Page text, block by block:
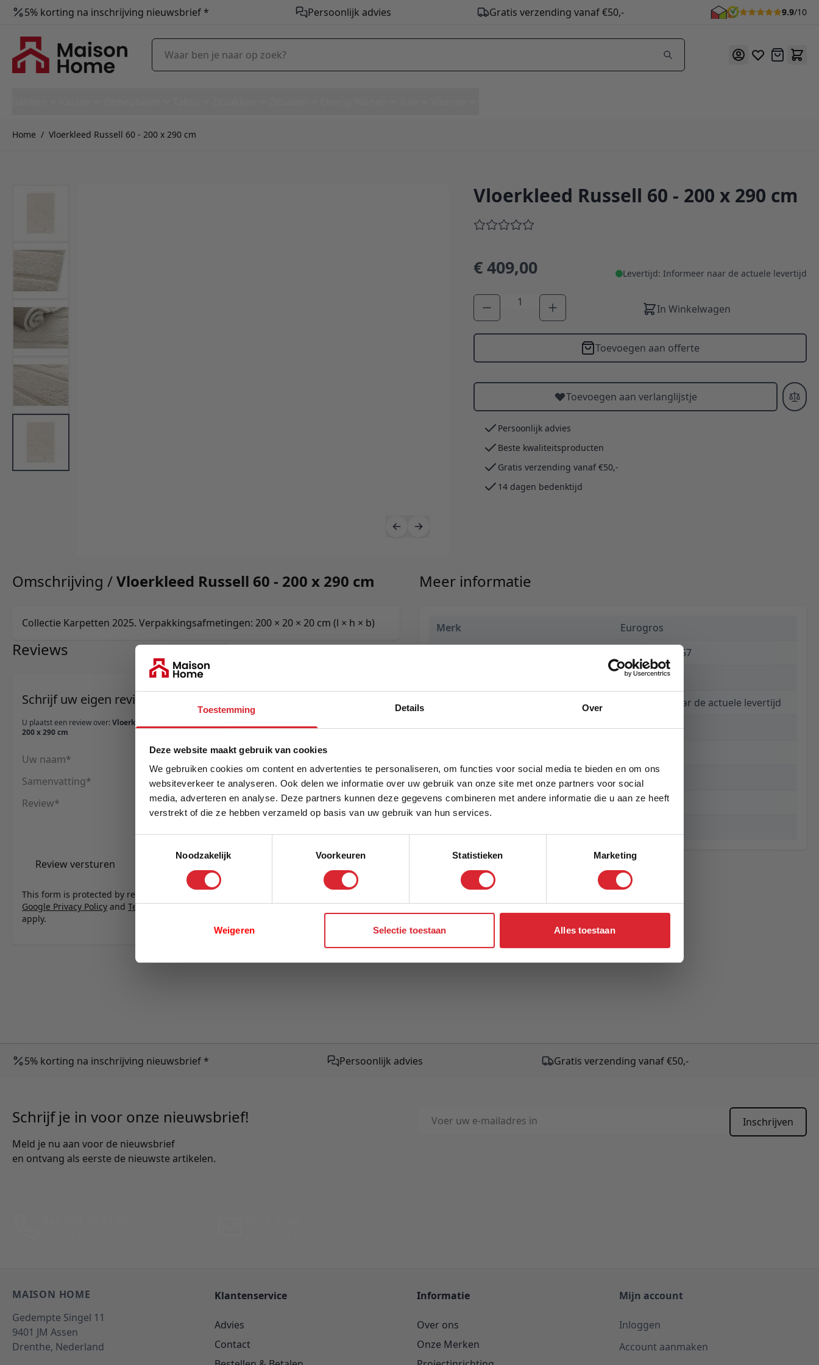
Toestemming Details Over
Deze website maakt gebruik van cookies
We gebruiken cookies om content en advertenties te personaliseren, om functies voor social media te bieden en om ons
websiteverkeer te analyseren. Ook delen we informatie over uw gebruik van onze site met onze partners voor social
media, adverteren en analyse. Deze partners kunnen deze gegevens combineren met andere informatie die u aan ze heeft
verstrekt of die ze hebben verzameld op basis van uw gebruik van hun services.
Noodzakelijk
Voorkeuren Statistieken Marketing
Weigeren Selectie toestaan Alles toestaan
5% korting na inschrijving nieuwsbrief * Persoonlijk advies Gratis verzending vanaf €50,- 9.9/10
Offerte
Waar ben je naar op zoek?
Home / Vloerkleed Russell 60 - 200 x 290 cm
Vloerkleed Russell 60 - 200 x 290 cm
€ 409,00 Levertijd: Informeer naar de actuele levertijd
Aantal
In Winkelwagen
Toevoegen aan offerte
Toevoegen aan verlanglijstje
Persoonlijk advies
Beste kwaliteitsproducten
Gratis verzending vanaf €50,-
14 dagen bedenktijd
Omschrijving /Vloerkleed Russell 60 - 200 x 290 cm
Collectie Karpetten 2025. Verpakkingsafmetingen: 200 × 20 × 20 cm (l × h × b)
Reviews
Schrijf uw eigen review
U plaatst een review over: Vloerkleed Russell 60 -
200 x 290 cm
Uw naam
Samenvatting
Review
Review versturen
This form is protected by reCAPTCHA - the
Google Privacy Policy and Terms of Service
apply.
Meer informatie
Merk
Eurogros
5414995764857
€ 409,00
Informeer naar de actuele levertijd
Kleur
60
Lengte
290 cm
Breedte
200 cm
5% korting na inschrijving nieuwsbrief * Persoonlijk advies Gratis verzending vanaf €50,-
Schrijf je in voor onze nieuwsbrief!
Meld je nu aan voor de nieuwsbrief
en ontvang als eerste de nieuwste artikelen.
E-mailadres
Inschrijven
MAISON HOME
Gedempte Singel 11
9401 JM Assen
Drenthe, Nederland
Klantenservice
Advies
Contact
Informatie
Over ons
Onze Merken
Mijn account
Inloggen
Account aanmaken
5% Korting
Schrijf je in en ontvang direct een kortingscode